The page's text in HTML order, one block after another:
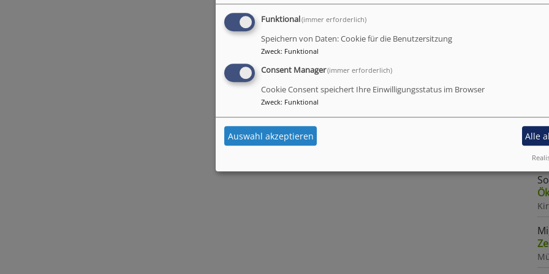
Funktional(immer erforderlich)
Speichern von Daten: Cookie für die Benutzersitzung
Zweck: Funktional
Consent Manager(immer erforderlich)
Cookie Consent speichert Ihre Einwilligungsstatus im Browser
Zweck: Funktional
Auswahl akzeptieren Alle